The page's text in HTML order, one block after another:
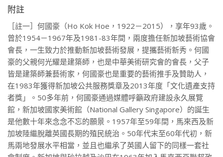
附註
［註一］何國豪（Ho Kok Hoe，1922－2015），享年93歲。
曾於1954－1967年及1981-83年間，兩度擔任新加坡藝術協會
會長，一生致力於推動新加坡藝術發展，提攜藝術新秀。何國
豪的父親何光耀是建築師，也是中華美術研究會的會長，父子
皆是建築師兼藝術家，何國豪也是重要的藝術推手及贊助人，
在1983年獲得新加坡公共服務獎章及2013年度「文化遺產支持
者獎」。50多年前，何國豪通過媒體呼籲政府建設永久展覽
館，新加坡國家美術館（National Gallery Singapore）的誕生
是他數十年來念念不忘的願景。1957年至59年間，馬來西及新
加坡陸繼脫離英國長期的殖民統治。50年代末至60年代初，新
馬兩地發展水平相當，並且也繼承了英國人留下的同樣一套社